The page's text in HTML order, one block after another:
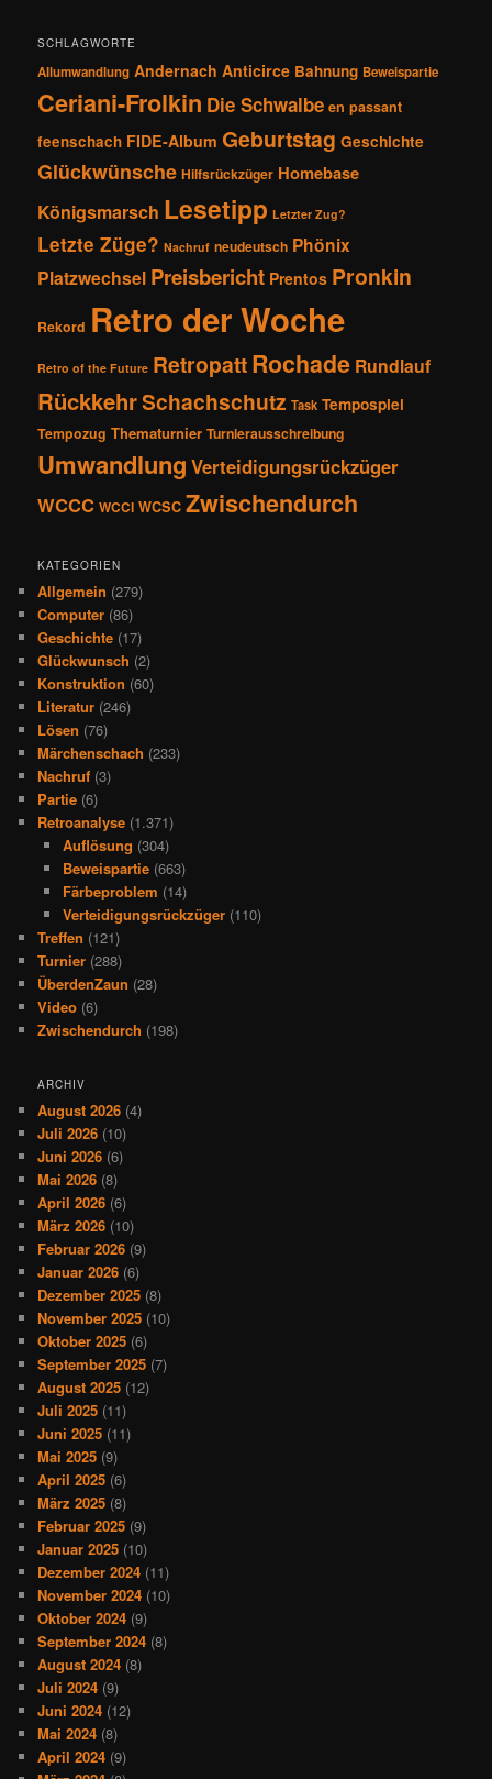
SCHLAGWORTE
Allumwandlung Andernach Anticirce Bahnung Beweispartie
Ceriani-Frolkin Die Schwalbe en passant
feenschach FIDE-Album Geburtstag Geschichte
Glückwünsche Hilfsrückzüger Homebase
Königsmarsch Lesetipp Letzter Zug?
Letzte Züge? Nachruf neudeutsch Phönix
Platzwechsel Preisbericht Prentos Pronkin
Rekord Retro der Woche
Retro of the Future RetropattRochade Rundlauf
RückkehrSchachschutz Task Tempospiel
Tempozug Thematurnier Turnierausschreibung
Umwandlung Verteidigungsrückzüger
WCCC WCCI WCSC Zwischendurch
KATEGORIEN
Allgemein (279)
Computer (86)
Geschichte (17)
Glückwunsch (2)
Konstruktion (60)
Literatur (246)
Lösen (76)
Märchenschach (233)
Nachruf (3)
Partie (6)
Retroanalyse (1.371)
Auflösung (304)
Beweispartie(663)
Färbeproblem (14)
Verteidigungsrückzüger(110)
Treffen (121)
Turnier (288)
ÜberdenZaun (28)
Video (6)
Zwischendurch (198)
ARCHIV
August 2026 (4)
Juli 2026 (10)
Juni 2026 (6)
Mai 2026 (8)
April 2026 (6)
März 2026 (10)
Februar 2026 (9)
Januar 2026 (6)
Dezember 2025 (8)
November 2025 (10)
Oktober 2025 (6)
September 2025 (7)
August 2025 (12)
Juli 2025 (11)
Juni 2025 (11)
Mai 2025 (9)
April 2025 (6)
März 2025 (8)
Februar 2025 (9)
Januar 2025 (10)
Dezember 2024 (11)
November 2024 (10)
Oktober 2024 (9)
September 2024 (8)
August 2024 (8)
Juli 2024 (9)
Juni 2024 (12)
Mai 2024 (8)
April 2024 (9)